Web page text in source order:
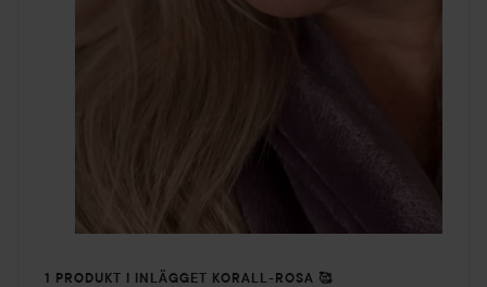
1 PRODUKT I INLÄGGET KORALL-ROSA 🥰